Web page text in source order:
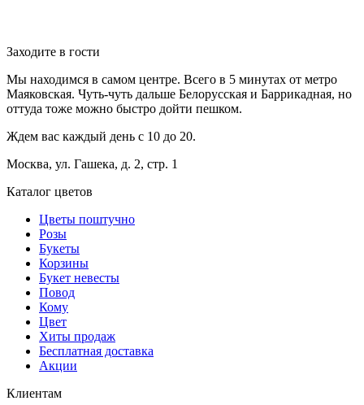
Заходите в гости
Мы находимся в самом центре. Всего в 5 минутах от метро
Маяковская. Чуть-чуть дальше Белорусская и Баррикадная, но
оттуда тоже можно быстро дойти пешком.
Ждем вас каждый день с 10 до 20.
Москва, ул. Гашека, д. 2, стр. 1
Каталог цветов
Цветы поштучно
Розы
Букеты
Корзины
Букет невесты
Повод
Кому
Цвет
Хиты продаж
Бесплатная доставка
Акции
Клиентам